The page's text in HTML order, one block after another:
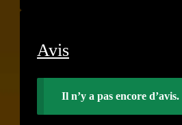
Avis
Il n’y a pas encore d’avis.